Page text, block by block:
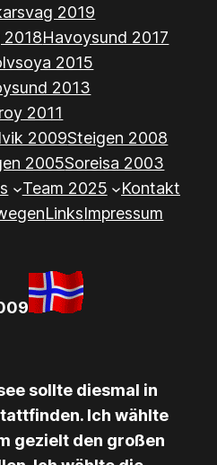
2019
2018Havoysund 2017
2015
2013
2011
2009Steigen 2008
2005Soreisa 2003
Team 2025
Kontakt
LinksImpressum
sollte diesmal in
Ich wählte
gezielt den großen